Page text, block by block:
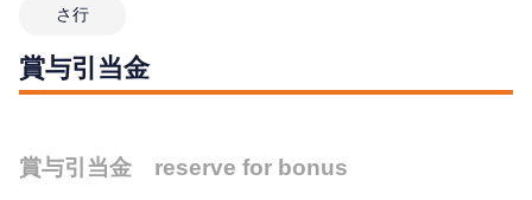
さ行
賞与引当金
賞与引当金 reserve for bonus